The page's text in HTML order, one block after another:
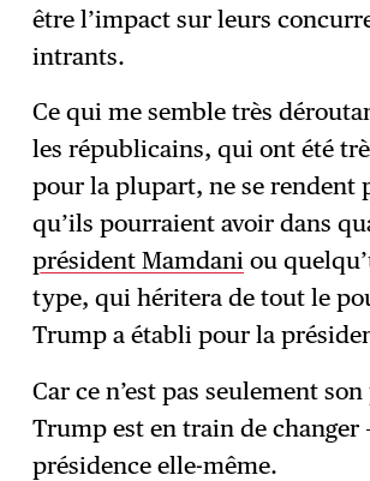
être l’impact sur leurs
intrants.
Ce qui me semble très
les républicains, qui ont été
pour la plupart, ne se rendent
qu’ils pourraient avoir dans
président Mamdani ou
type, qui héritera de tout le
Trump a établi pour la
Car ce n’est pas seulement
Trump est en train de changer
présidence elle-même.